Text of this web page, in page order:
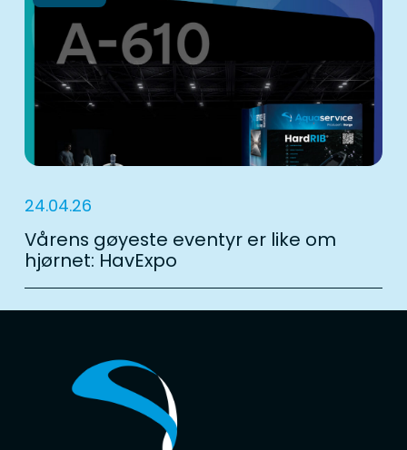
24.04.26
Vårens gøyeste eventyr er like om
hjørnet: HavExpo